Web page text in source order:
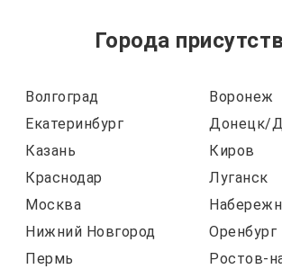
Города
Волгоград
Воронеж
Екатеринбург
Донецк/
Казань
Киров
Краснодар
Луганск
Москва
Нижний Новгород
Оренбург
Пермь
Ростов-